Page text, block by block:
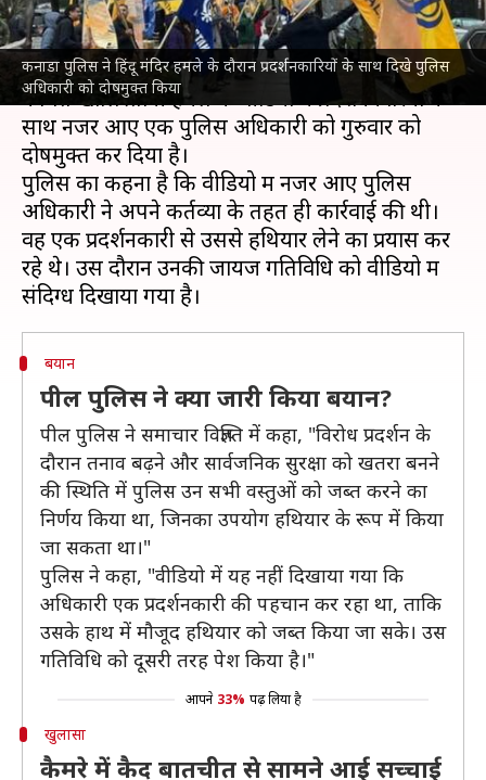
कनाडा पुलिस ने हिंदू मंदिर हमले के दौरान प्रदर्शनकारियों के साथ दिखे पुलिस
अधिकारी को दोषमुक्त किया
क्या है खबर?
कनाडामें पील पुलिस ने ब्रैम्पटन के हिंदू सभा मंदिर में
कथित खालिस्तानी हमले के वीडियो में प्रदर्शनकारियों के
साथ नजर आए एक पुलिस अधिकारी को गुरुवार को
दोषमुक्त कर दिया है।
पुलिस का कहना है कि वीडियो में नजर आए पुलिस
अधिकारी ने अपने कर्तव्यों के तहत ही कार्रवाई की थी।
वह एक प्रदर्शनकारी से उससे हथियार लेने का प्रयास कर
रहे थे। उस दौरान उनकी जायज गतिविधि को वीडियो में
बयान
पील पुलिस ने क्या जारी किया बयान?
पील पुलिस ने समाचार विज्ञप्ति में कहा, "विरोध प्रदर्शन के
दौरान तनाव बढ़ने और सार्वजनिक सुरक्षा को खतरा बनने
की स्थिति में पुलिस उन सभी वस्तुओं को जब्त करने का
निर्णय किया था, जिनका उपयोग हथियार के रूप में किया
जा सकता था।"
पुलिस ने कहा, "वीडियो में यह नहीं दिखाया गया कि
अधिकारी एक प्रदर्शनकारी की पहचान कर रहा था, ताकि
उसके हाथ में मौजूद हथियार को जब्त किया जा सके। उस
गतिविधि को दूसरी तरह पेश किया है।"
आपने 33% पढ़ लिया है
खुलासा
कैमरे में कैद बातचीत से सामने आई सच्चाई